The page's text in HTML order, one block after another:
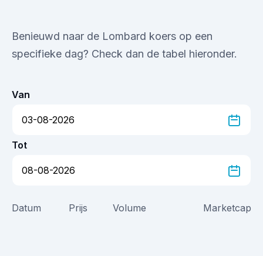
Benieuwd naar de Lombard koers op een
specifieke dag? Check dan de tabel hieronder.
Van
Tot
Datum Prijs Volume Marketcap